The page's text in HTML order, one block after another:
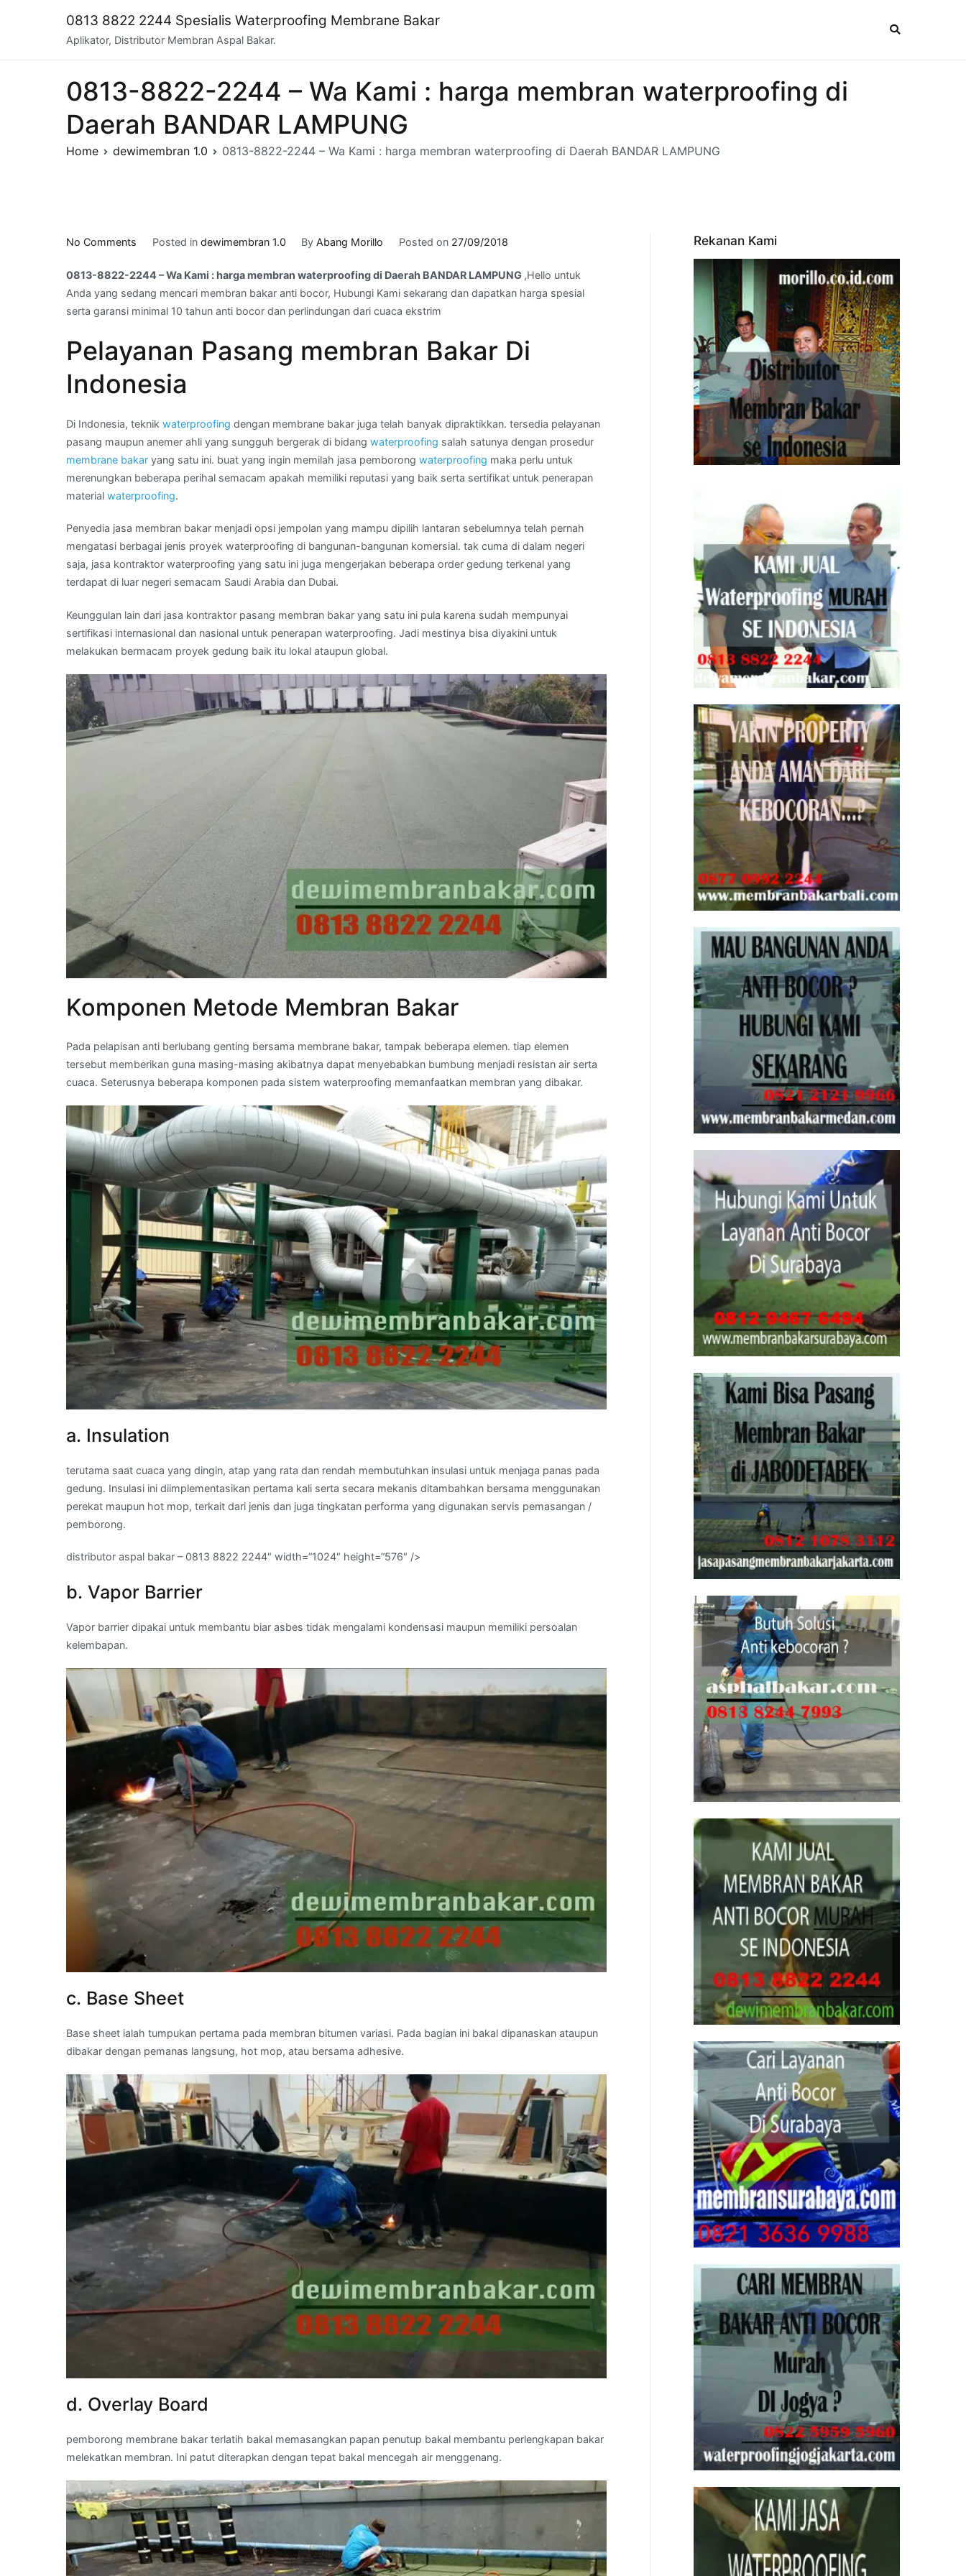
0813 8822 2244 Spesialis Waterproofing Membrane Bakar
Aplikator, Distributor Membran Aspal Bakar.
0813-8822-2244 – Wa Kami : harga membran waterproofing di
Daerah BANDAR LAMPUNG
Home dewimembran 1.0 0813-8822-2244 – Wa Kami : harga membran waterproofing di Daerah BANDAR LAMPUNG
No Comments
8822-
2244
–
Kami
harga
waterproofing
di
Daerah
BANDAR
LAMPUNG
Posted in dewimembran 1.0 ByAbang Morillo Posted on 27/09/2018
0813-8822-2244 – Wa Kami : harga membran waterproofing di Daerah BANDAR LAMPUNG ,Hello untuk
Anda yang sedang mencari membran bakar anti bocor, Hubungi Kami sekarang dan dapatkan harga spesial
serta garansi minimal 10 tahun anti bocor dan perlindungan dari cuaca ekstrim
Pelayanan Pasang membran Bakar Di
Indonesia
Di Indonesia, teknik waterproofing dengan membrane bakar juga telah banyak dipraktikkan. tersedia pelayanan
pasang maupun anemer ahli yang sungguh bergerak di bidang waterproofing salah satunya dengan prosedur
membrane bakar yang satu ini. buat yang ingin memilah jasa pemborong waterproofing maka perlu untuk
merenungkan beberapa perihal semacam apakah memiliki reputasi yang baik serta sertifikat untuk penerapan
material waterproofing.
Penyedia jasa membran bakar menjadi opsi jempolan yang mampu dipilih lantaran sebelumnya telah pernah
mengatasi berbagai jenis proyek waterproofing di bangunan-bangunan komersial. tak cuma di dalam negeri
saja, jasa kontraktor waterproofing yang satu ini juga mengerjakan beberapa order gedung terkenal yang
terdapat di luar negeri semacam Saudi Arabia dan Dubai.
Keunggulan lain dari jasa kontraktor pasang membran bakar yang satu ini pula karena sudah mempunyai
sertifikasi internasional dan nasional untuk penerapan waterproofing. Jadi mestinya bisa diyakini untuk
melakukan bermacam proyek gedung baik itu lokal ataupun global.
Komponen Metode Membran Bakar
Pada pelapisan anti berlubang genting bersama membrane bakar, tampak beberapa elemen. tiap elemen
tersebut memberikan guna masing-masing akibatnya dapat menyebabkan bumbung menjadi resistan air serta
cuaca. Seterusnya beberapa komponen pada sistem waterproofing memanfaatkan membran yang dibakar.
a. Insulation
terutama saat cuaca yang dingin, atap yang rata dan rendah membutuhkan insulasi untuk menjaga panas pada
gedung. Insulasi ini diimplementasikan pertama kali serta secara mekanis ditambahkan bersama menggunakan
perekat maupun hot mop, terkait dari jenis dan juga tingkatan performa yang digunakan servis pemasangan /
pemborong.
distributor aspal bakar – 0813 8822 2244″ width=”1024″ height=”576″ />
b. Vapor Barrier
Vapor barrier dipakai untuk membantu biar asbes tidak mengalami kondensasi maupun memiliki persoalan
kelembapan.
c. Base Sheet
Base sheet ialah tumpukan pertama pada membran bitumen variasi. Pada bagian ini bakal dipanaskan ataupun
dibakar dengan pemanas langsung, hot mop, atau bersama adhesive.
d. Overlay Board
pemborong membrane bakar terlatih bakal memasangkan papan penutup bakal membantu perlengkapan bakar
melekatkan membran. Ini patut diterapkan dengan tepat bakal mencegah air menggenang.
Rekanan Kami